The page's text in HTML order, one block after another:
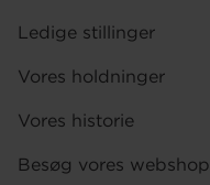
Ledige stillinger
Vores holdninger
Vores historie
Besøg vores webshop